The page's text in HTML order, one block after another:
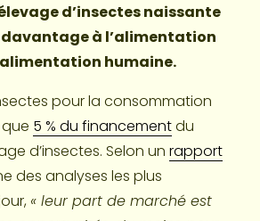
d’insectes naissante
davantage à l’alimentation
humaine.
pour la consommation
5 % du financement du
d’insectes. Selon un rapport
des analyses les plus
« leur part de marché est